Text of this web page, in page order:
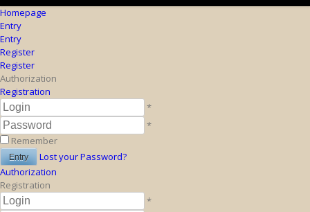
Homepage
Entry
Entry
Register
Register
Authorization
Registration
*
*
Remember
Lost your Password?
Authorization
Registration
*